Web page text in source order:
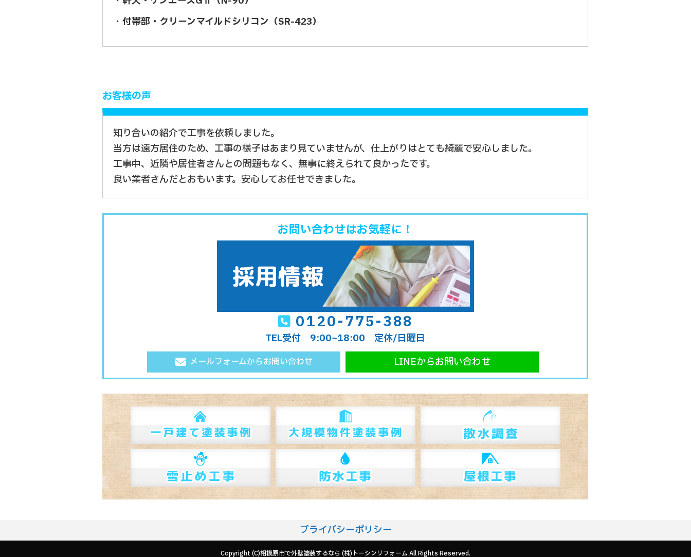
・付帯部・クリーンマイルドシリコン（SR-423）
お客様の声
知り合いの紹介で工事を依頼しました。
当方は遠方居住のため、工事の様子はあまり見ていませんが、仕上がりはとても綺麗で安心しました。
工事中、近隣や居住者さんとの問題もなく、無事に終えられて良かったです。
良い業者さんだとおもいます。安心してお任せできました。
お問い合わせはお気軽に！
0120-775-388
TEL受付 9:00~18:00 定休/日曜日
メールフォームからお問い合わせ LINEからお問い合わせ
プライバシーポリシー
Copyright (C)相模原市で外壁塗装するなら (株)トーシンリフォーム All Rights Reserved.